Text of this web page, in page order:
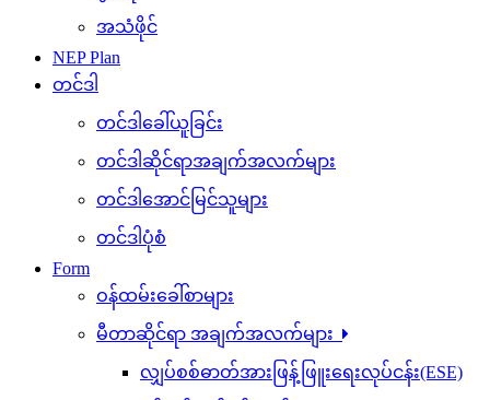
အသံဖိုင်
NEP Plan
တင်ဒါ
တင်ဒါခေါ်ယူခြင်း
တင်ဒါဆိုင်ရာအချက်အလက်များ
တင်ဒါအောင်မြင်သူများ
တင်ဒါပုံစံ
Form
ဝန်ထမ်းခေါ်စာများ
မီတာဆိုင်ရာ အချက်အလက်များ
လျှပ်စစ်ဓာတ်အားဖြန့်ဖြူးရေးလုပ်ငန်း(ESE)